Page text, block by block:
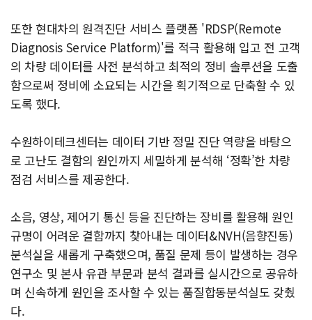
또한 현대차의 원격진단 서비스 플랫폼 'RDSP(Remote
Diagnosis Service Platform)'를 적극 활용해 입고 전 고객
의 차량 데이터를 사전 분석하고 최적의 정비 솔루션을 도출
함으로써 정비에 소요되는 시간을 획기적으로 단축할 수 있
도록 했다.
수원하이테크센터는 데이터 기반 정밀 진단 역량을 바탕으
로 고난도 결함의 원인까지 세밀하게 분석해 ‘정확’한 차량
점검 서비스를 제공한다.
소음, 영상, 제어기 통신 등을 진단하는 장비를 활용해 원인
규명이 어려운 결함까지 찾아내는 데이터&NVH(음향진동)
분석실을 새롭게 구축했으며, 품질 문제 등이 발생하는 경우
연구소 및 본사 유관 부문과 분석 결과를 실시간으로 공유하
며 신속하게 원인을 조사할 수 있는 품질합동분석실도 갖췄
다.